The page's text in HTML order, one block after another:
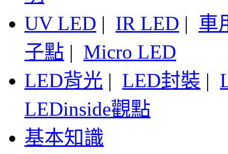
UV LED | IR LED | 車
子點 | Micro LED
LED背光 | LED封裝 |
LEDinside觀點
基本知識